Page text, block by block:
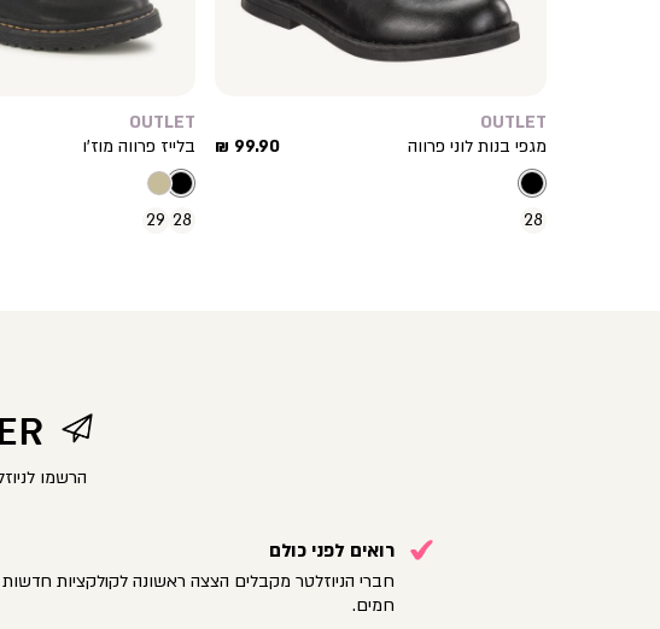
OUTLET
מגפי בנות לוני פרווה
מחיר
99.90 ₪
28
OUTLET
בלייז פרווה מוז’ו
28
29
הרשמו
רואים לפני כולם
חברי הניוזלטר מקבלים הצצה ראשונה לקולקציות חדשות
חמים.